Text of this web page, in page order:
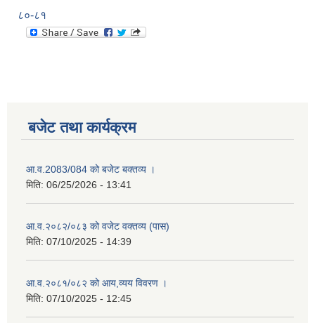
८०-८१
बजेट तथा कार्यक्रम
आ.व.2083/084 को बजेट बक्तव्य ।
मिति: 06/25/2026 - 13:41
आ.व.२०८२/०८३ को वजेट वक्तव्य (पास)
मिति: 07/10/2025 - 14:39
आ.व.२०८१/०८२ को आय,व्यय विवरण ।
मिति: 07/10/2025 - 12:45